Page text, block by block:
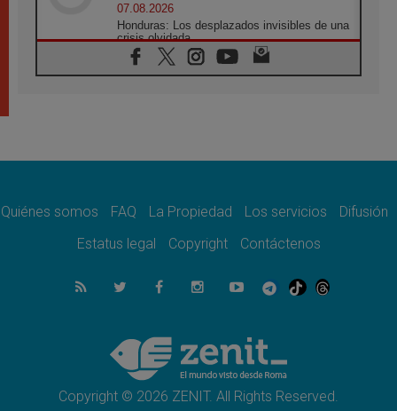
07.08.2026
Honduras: Los desplazados invisibles de una
crisis olvidada
07.08.2026
Bokalic: "En Argentina el Papa León señalará
07.08.2026
07.08.2026
Universidades Católicas: «Exercises in
07.08.2026
Fortunatus Nwachukwu: la comunicación
SIGNIS 2026, dar voz a las religiosas en el
espacio público
Quiénes somos FAQ La Propiedad Los servicios
Difusión
Estatus legal
Copyright Contáctenos
Copyright © 2026 ZENIT. All Rights Reserved.